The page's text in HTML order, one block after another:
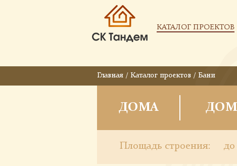
КАТАЛОГ ПРОЕКТОВ
Главная / Каталог проектов / Бани
ДОМА
Площадь строения: до